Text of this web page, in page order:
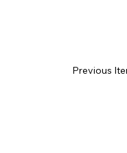
Previous